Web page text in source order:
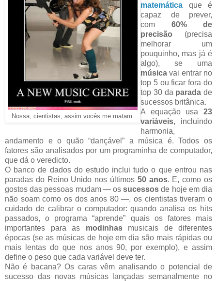
Nossa, cientistas, assim vocês me matam.
matemática que é
capaz de prever,
com 60% de
precisão (precisa
melhorar um
pouquinho, mas já é
algo), se uma
música vai entrar no
top 5 ou ficar fora do
top 30 da parada de
sucessos britânica.
A equação usa 23
variáveis, incluindo
harmonia,
andamento e o quão “dançável” a música é. Todos os
fatores são analisados por um programinha de computador,
que dá o veredicto.
O banco de dados do estudo inclui tudo o que entrou nas
paradas do Reino Unido nos últimos 50 anos. E, como os
gostos das pessoas mudam — ossucessos de hoje em dia
não soam como os dos anos 80 —, os cientistas tiveram o
cuidado de calibrar o computador: quando analisa os hits
passados, o programa “aprende” quais os fatores mais
importantes para as modinhasmusicais de diferentes
épocas (se as músicas de hoje em dia são mais rápidas ou
mais lentas do que nos anos 90, por exemplo), e assim
define o peso que cada variável deve ter.
Não é bacana? Os caras vêm analisando o potencial de
sucesso das novas músicas lançadas semanalmente no